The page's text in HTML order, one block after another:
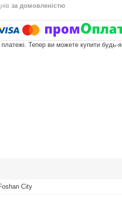
за домовленістю
платежі. Тепер ви можете купити
City